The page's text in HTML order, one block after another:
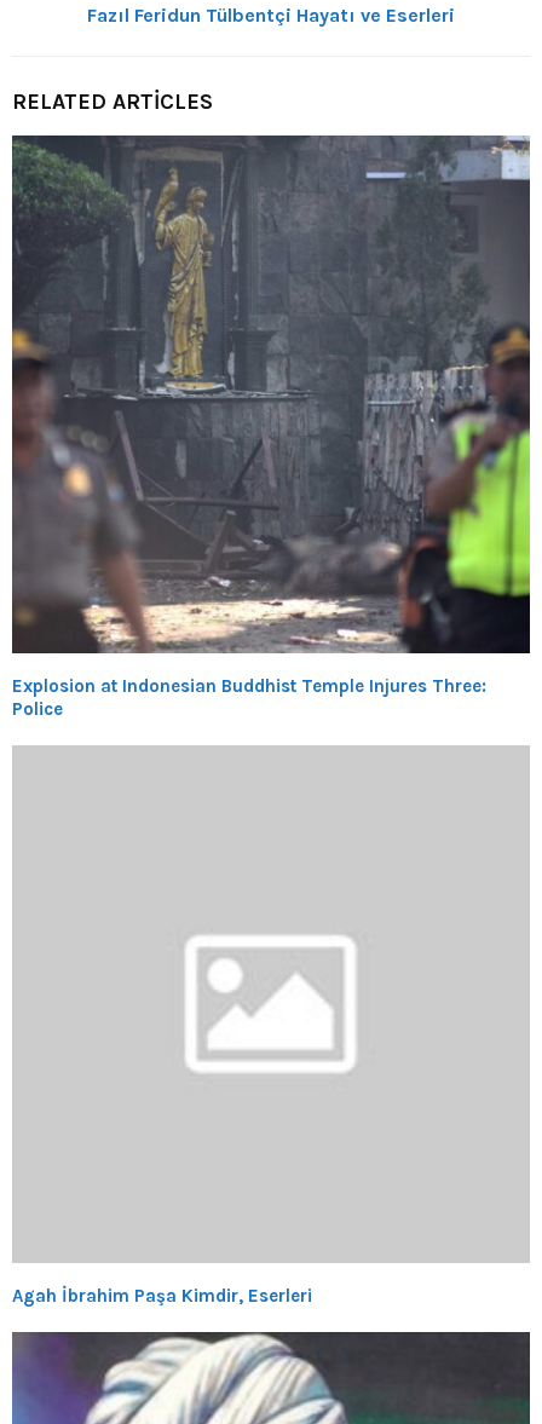
Fazıl Feridun Tülbentçi Hayatı ve Eserleri
RELATED ARTICLES
Explosion at Indonesian Buddhist Temple Injures Three:
Police
Agah İbrahim Paşa Kimdir, Eserleri